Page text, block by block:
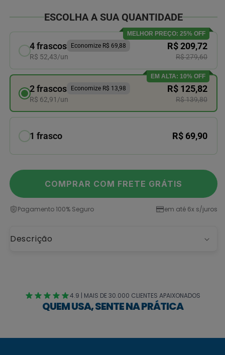
ESCOLHA A SUA QUANTIDADE
MELHOR PREÇO: 25% OFF
4 frascos Economize R$ 69,88
R$ 52,43/un
R$ 209,72
R$ 279,60
EM ALTA: 10% OFF
2 frascos Economize R$ 13,98
R$ 62,91/un
R$ 125,82
R$ 139,80
1 frasco R$ 69,90
COMPRAR COM FRETE GRÁTIS
Pagamento 100% Seguro em até 6x s/juros
Descrição
4.9 | MAIS DE 30.000 CLIENTES APAIXONADOS
QUEM USA, SENTE NA PRÁTICA